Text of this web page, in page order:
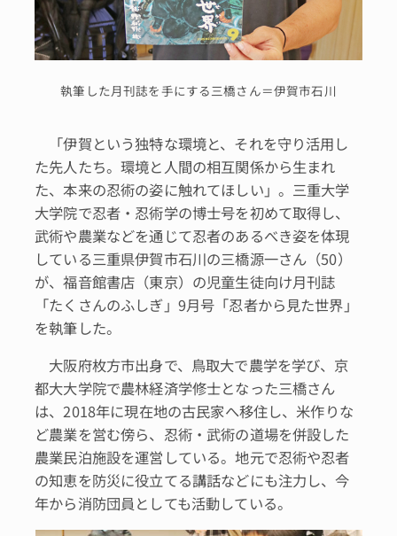
執筆した月刊誌を手にする三橋さん＝伊賀市石川
「伊賀という独特な環境と、それを守り活用し
た先人たち。環境と人間の相互関係から生まれ
た、本来の忍術の姿に触れてほしい」。三重大学
大学院で忍者・忍術学の博士号を初めて取得し、
武術や農業などを通じて忍者のあるべき姿を体現
している三重県伊賀市石川の三橋源一さん（50）
が、福音館書店（東京）の児童生徒向け月刊誌
「たくさんのふしぎ」9月号「忍者から見た世界」
を執筆した。
大阪府枚方市出身で、鳥取大で農学を学び、京
都大大学院で農林経済学修士となった三橋さん
は、2018年に現在地の古民家へ移住し、米作りな
ど農業を営む傍ら、忍術・武術の道場を併設した
農業民泊施設を運営している。地元で忍術や忍者
の知恵を防災に役立てる講話などにも注力し、今
年から消防団員としても活動している。